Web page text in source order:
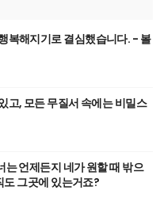
복해지기로 결심했습니다. - 볼
고, 모든 무질서 속에는 비밀스
언제든지 네가 원할 때 밖으
도 그곳에 있는거죠?